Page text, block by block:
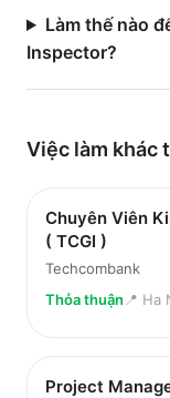
Làm thế nào
Inspector?
Việc làm khác
Chuyên Viên
( TCGI )
Techcombank
Thỏa thuận 📍 Ha
Project